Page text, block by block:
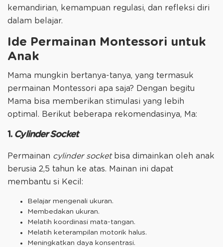
kemandirian, kemampuan regulasi, dan refleksi diri
dalam belajar.
Ide Permainan Montessori untuk
Anak
Mama mungkin bertanya-tanya, yang termasuk
permainan Montessori apa saja? Dengan begitu
Mama bisa memberikan stimulasi yang lebih
optimal. Berikut beberapa rekomendasinya, Ma:
1. Cylinder Socket
Permainan cylinder socketbisa dimainkan oleh anak
berusia 2,5 tahun ke atas. Mainan ini dapat
membantu si Kecil:
Belajar mengenali ukuran.
Membedakan ukuran.
Melatih koordinasi mata-tangan.
Melatih keterampilan motorik halus.
Meningkatkan daya konsentrasi.